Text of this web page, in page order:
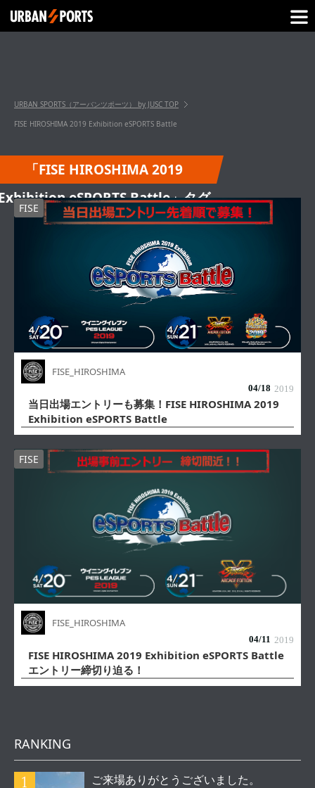
URBAN SPORTS（アーバンツポーツ） by JUSC TOP
FISE HIROSHIMA 2019 Exhibition eSPORTS Battle
「FISE HIROSHIMA 2019
eSPORTS Battle」タグ
の記事一覧
FISE
FISE_HIROSHIMA
04/18 2019
当日出場エントリーも募集！FISE HIROSHIMA 2019
Exhibition eSPORTS Battle
FISE
FISE_HIROSHIMA
04/11 2019
FISE HIROSHIMA 2019 Exhibition eSPORTS Battle
エントリー締切り迫る！
RANKING
ご来場ありがとうございました。